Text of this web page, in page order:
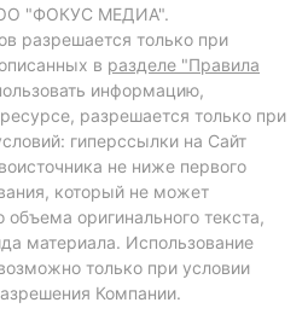
"ФОКУС МЕДИА".
разрешается только при
в разделе "Правила
информацию,
разрешается только при
гиперссылки на Сайт
не ниже первого
который не может
оригинального текста,
материала. Использование
только при условии
Компании.